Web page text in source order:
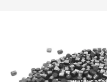
RUMAH